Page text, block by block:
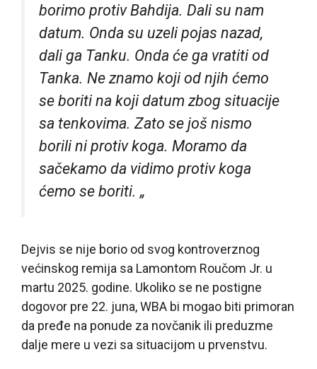
borimo protiv Bahdija. Dali su nam
datum. Onda su uzeli pojas nazad,
dali ga Tanku. Onda će ga vratiti od
Tanka. Ne znamo koji od njih ćemo
se boriti na koji datum zbog situacije
sa tenkovima. Zato se još nismo
borili ni protiv koga. Moramo da
sačekamo da vidimo protiv koga
ćemo se boriti. „
Dejvis se nije borio od svog kontroverznog
većinskog remija sa Lamontom Roučom Jr. u
martu 2025. godine. Ukoliko se ne postigne
dogovor pre 22. juna, WBA bi mogao biti primoran
da pređe na ponude za novčanik ili preduzme
dalje mere u vezi sa situacijom u prvenstvu.